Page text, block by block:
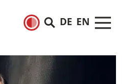
DE EN